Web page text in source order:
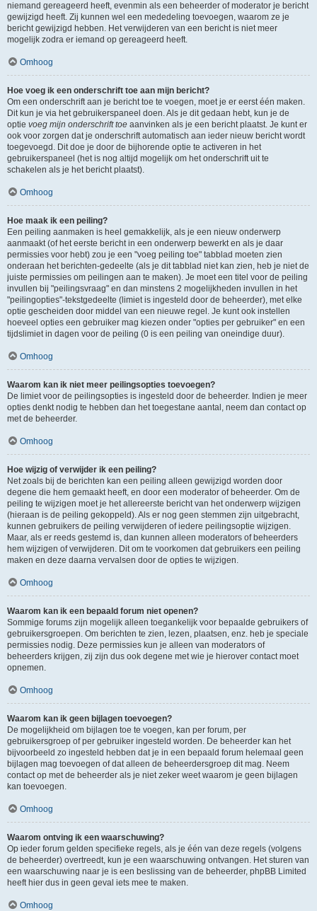
niemand gereageerd heeft, evenmin als een beheerder of moderator je bericht
gewijzigd heeft. Zij kunnen wel een mededeling toevoegen, waarom ze je
bericht gewijzigd hebben. Het verwijderen van een bericht is niet meer
mogelijk zodra er iemand op gereageerd heeft.
Omhoog
Hoe voeg ik een onderschrift toe aan mijn bericht?
Om een onderschrift aan je bericht toe te voegen, moet je er eerst één maken.
Dit kun je via het gebruikerspaneel doen. Als je dit gedaan hebt, kun je de
optie voeg mijn onderschrift toe aanvinken als je een bericht plaatst. Je kunt er
ook voor zorgen dat je onderschrift automatisch aan ieder nieuw bericht wordt
toegevoegd. Dit doe je door de bijhorende optie te activeren in het
gebruikerspaneel (het is nog altijd mogelijk om het onderschrift uit te
schakelen als je het bericht plaatst).
Omhoog
Hoe maak ik een peiling?
Een peiling aanmaken is heel gemakkelijk, als je een nieuw onderwerp
aanmaakt (of het eerste bericht in een onderwerp bewerkt en als je daar
permissies voor hebt) zou je een "voeg peiling toe" tabblad moeten zien
onderaan het berichten-gedeelte (als je dit tabblad niet kan zien, heb je niet de
juiste permissies om peilingen aan te maken). Je moet een titel voor de peiling
invullen bij "peilingsvraag" en dan minstens 2 mogelijkheden invullen in het
"peilingopties"-tekstgedeelte (limiet is ingesteld door de beheerder), met elke
optie gescheiden door middel van een nieuwe regel. Je kunt ook instellen
hoeveel opties een gebruiker mag kiezen onder "opties per gebruiker" en een
tijdslimiet in dagen voor de peiling (0 is een peiling van oneindige duur).
Omhoog
Waarom kan ik niet meer peilingsopties toevoegen?
De limiet voor de peilingsopties is ingesteld door de beheerder. Indien je meer
opties denkt nodig te hebben dan het toegestane aantal, neem dan contact op
met de beheerder.
Omhoog
Hoe wijzig of verwijder ik een peiling?
Net zoals bij de berichten kan een peiling alleen gewijzigd worden door
degene die hem gemaakt heeft, en door een moderator of beheerder. Om de
peiling te wijzigen moet je het allereerste bericht van het onderwerp wijzigen
(hieraan is de peiling gekoppeld). Als er nog geen stemmen zijn uitgebracht,
kunnen gebruikers de peiling verwijderen of iedere peilingsoptie wijzigen.
Maar, als er reeds gestemd is, dan kunnen alleen moderators of beheerders
hem wijzigen of verwijderen. Dit om te voorkomen dat gebruikers een peiling
maken en deze daarna vervalsen door de opties te wijzigen.
Omhoog
Waarom kan ik een bepaald forum niet openen?
Sommige forums zijn mogelijk alleen toegankelijk voor bepaalde gebruikers of
gebruikersgroepen. Om berichten te zien, lezen, plaatsen, enz. heb je speciale
permissies nodig. Deze permissies kun je alleen van moderators of
beheerders krijgen, zij zijn dus ook degene met wie je hierover contact moet
opnemen.
Omhoog
Waarom kan ik geen bijlagen toevoegen?
De mogelijkheid om bijlagen toe te voegen, kan per forum, per
gebruikersgroep of per gebruiker ingesteld worden. De beheerder kan het
bijvoorbeeld zo ingesteld hebben dat je in een bepaald forum helemaal geen
bijlagen mag toevoegen of dat alleen de beheerdersgroep dit mag. Neem
contact op met de beheerder als je niet zeker weet waarom je geen bijlagen
kan toevoegen.
Omhoog
Waarom ontving ik een waarschuwing?
Op ieder forum gelden specifieke regels, als je één van deze regels (volgens
de beheerder) overtreedt, kun je een waarschuwing ontvangen. Het sturen van
een waarschuwing naar je is een beslissing van de beheerder, phpBB Limited
heeft hier dus in geen geval iets mee te maken.
Omhoog